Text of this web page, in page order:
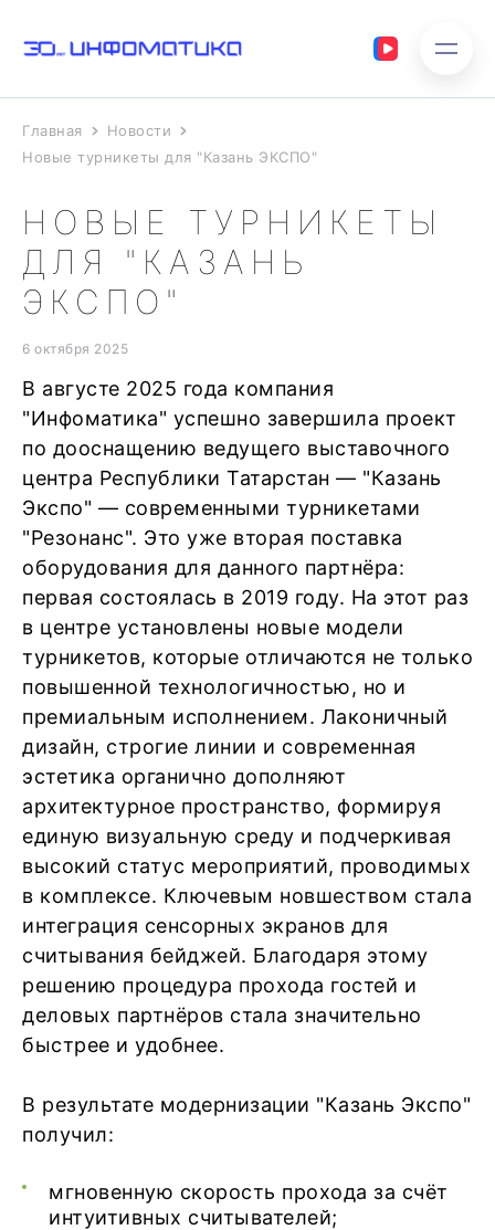
Главная
Новости
Новые турникеты для "Казань ЭКСПО"
НОВЫЕ ТУРНИКЕТЫ
ДЛЯ "КАЗАНЬ
ЭКСПО"
6 октября 2025
В августе 2025 года компания
"Инфоматика" успешно завершила проект
по дооснащению ведущего выставочного
центра Республики Татарстан — "Казань
Экспо" — современными турникетами
"Резонанс". Это уже вторая поставка
оборудования для данного партнёра:
первая состоялась в 2019 году. На этот раз
в центре установлены новые модели
турникетов, которые отличаются не только
повышенной технологичностью, но и
премиальным исполнением. Лаконичный
дизайн, строгие линии и современная
эстетика органично дополняют
архитектурное пространство, формируя
единую визуальную среду и подчеркивая
высокий статус мероприятий, проводимых
в комплексе. Ключевым новшеством стала
интеграция сенсорных экранов для
считывания бейджей. Благодаря этому
решению процедура прохода гостей и
деловых партнёров стала значительно
быстрее и удобнее.
В результате модернизации "Казань Экспо"
получил:
мгновенную скорость прохода за счёт
интуитивных считывателей;